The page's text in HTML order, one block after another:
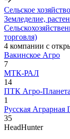
Сельское хозяйство
Земледелие,
торговля)
4 компании с
Вакинское Агро
7
МТК-РАЛ
14
ПТК Агро-Планета
1
Русская Аграрная
35
HeadHunter